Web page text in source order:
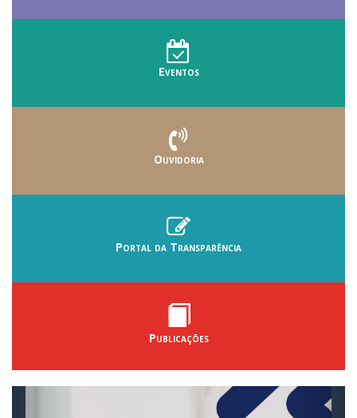
Eventos
Ouvidoria
Portal da Transparência
Publicações